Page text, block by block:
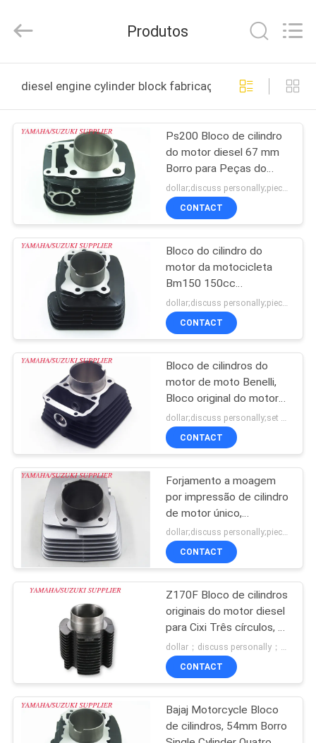
PRODUTOS
SOBRE
EXCURSÃO
FÁBRICA
CONTROLE
DA
QUALIDADE
CONTACTE-
NOTÍCIA
PEÇA
UMAS
CITAÇÕES
PRIVACY
Block.,Ltd.
Developed
Produtos
diesel engine cylinder block fabricação online
Ps200 Bloco de cilindro
do motor diesel 67 mm
Borro para Peças do
motor da motocicleta
Bajaj
dollar;discuss personally;piece MOQ:Negociação
CONTACT
Bloco do cilindro do
motor da motocicleta
Bm150 150cc
Deslocamento com
quatro tempos
CONTACT
Bloco de cilindros do
motor de moto Benelli,
Bloco original do motor
de moto Tx200
CONTACT
Forjamento a moagem
por impressão de cilindro
de motor único,
profissional, com quatro
tempos Cb200
dollar;discuss personally;piece MOQ:Negociação
CONTACT
Z170F Bloco de cilindros
originais do motor diesel
para Cixi Três círculos, 4
cc de cilindrada
dollar；discuss personally；piece MOQ:Negociação
CONTACT
Bajaj Motorcycle Bloco
de cilindros, 54mm Borro